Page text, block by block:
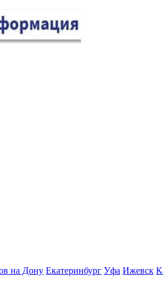
на Дону Екатеринбург Уфа Ижевск